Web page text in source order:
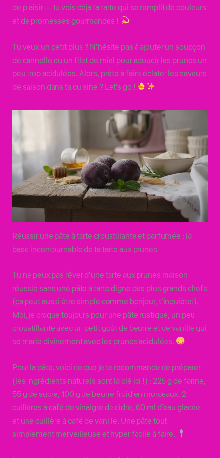
de plaisir — tu vois déjà ta tarte qui se remplit de couleurs
et de promesses gourmandes !
Tu veux un petit plus ? N’hésite pas à ajouter un soupçon
de cannelle ou un filet de miel pour adoucir les prunes un
peu trop acidulées. Alors, prête à faire éclater les saveurs
de saison dans ta cuisine ? Let’s go !
Réussir une pâte à tarte croustillante et parfumée : la
base incontournable de ta tarte aux prunes
Tu ne peux pas rêver d’une tarte aux prunes maison
réussie sans une pâte à tarte digne des plus grands chefs
(ça peut aussi être simple comme bonjour, t’inquiète!).
Moi, je craque toujours pour une pâte rustique, un peu
croustillante avec un petit goût de beurre et de vanille qui
se marie divinement avec les prunes acidulées.
Pour la pâte, voici ce que je te recommande de préparer
(les ingrédients naturels sont la clé ici !) : 225 g de farine,
55 g de sucre, 100 g de beurre froid en morceaux, 2
cuillères à café de vinaigre de cidre, 60 ml d’eau glacée
et une cuillère à café de vanille. Une pâte tout
simplement merveilleuse et hyper facile à faire.